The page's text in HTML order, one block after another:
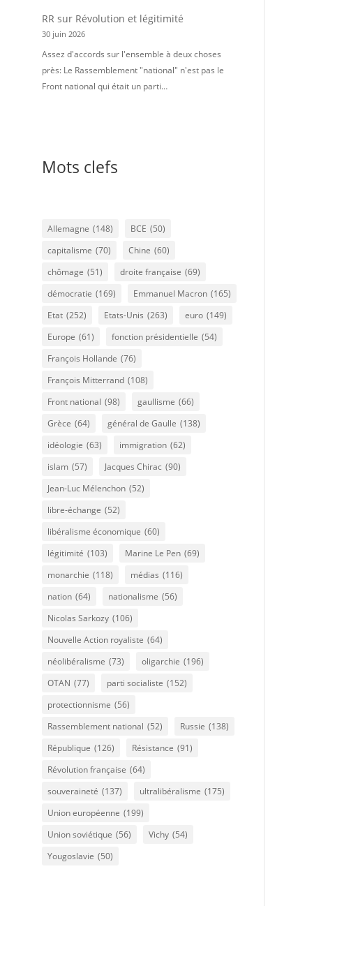
RR sur Révolution et légitimité
30 juin 2026
Assez d'accords sur l'ensemble à deux choses
près: Le Rassemblement "national" n'est pas le
Front national qui était un parti…
Mots clefs
Allemagne (148) BCE (50)
capitalisme (70) Chine (60)
chômage (51) droite française (69)
démocratie (169) Emmanuel Macron (165)
Etat (252) Etats-Unis (263) euro (149)
Europe (61) fonction présidentielle (54)
François Hollande (76)
François Mitterrand (108)
Front national (98) gaullisme (66)
Grèce (64) général de Gaulle (138)
idéologie (63) immigration (62)
islam (57) Jacques Chirac (90)
Jean-Luc Mélenchon (52)
libre-échange (52)
libéralisme économique (60)
légitimité (103) Marine Le Pen (69)
monarchie (118) médias (116)
nation (64) nationalisme (56)
Nicolas Sarkozy (106)
Nouvelle Action royaliste (64)
néolibéralisme (73) oligarchie (196)
OTAN (77) parti socialiste (152)
protectionnisme (56)
Rassemblement national (52) Russie (138)
République (126) Résistance (91)
Révolution française (64)
souveraineté (137) ultralibéralisme (175)
Union européenne (199)
Union soviétique (56) Vichy (54)
Yougoslavie (50)